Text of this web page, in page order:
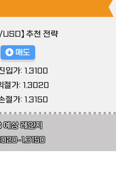
USD】 추천 전략
매도
입가: 1.3100
절가: 1.3020
절가: 1.3150
예상 레인지